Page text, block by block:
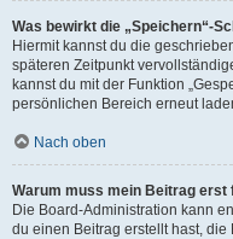
Was bewirkt die „Speichern“-
Hiermit kannst du die
späteren Zeitpunkt
kannst du mit der Funktion
persönlichen Bereich erneut
Nach oben
Warum muss mein Beitrag erst
Die Board-Administration kann
du einen Beitrag erstellt hast,